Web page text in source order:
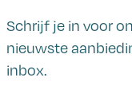
Schrijf je in voor
nieuwste
inbox.